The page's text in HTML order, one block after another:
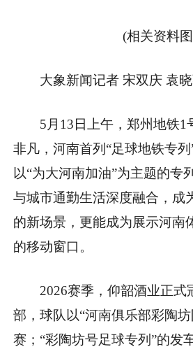
(相关资料
大象新闻记者 宋双庆 袁
5月13日上午，郑州地铁1
非凡，河南首列“足球地铁专
以“为大河南加油”为主题的专
与城市通勤生活深度融合，成
的新场景，更能成为展示河南
的移动窗口。
2026赛季，仰韶酒业正式
部，球队以“河南俱乐部彩陶
赛；“彩陶坊号足球专列”的发